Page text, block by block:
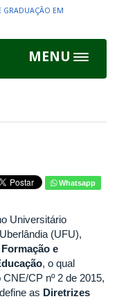
GRADUAÇÃO EM
MENU
Toggle
Whatsapp
Universitário
(UFU),
e
, o qual
CP nº 2 de 2015,
as Diretrizes